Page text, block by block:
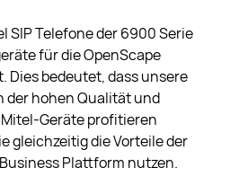
SIP Telefone der 6900 Serie
für die OpenScape
Dies bedeutet, dass unsere
der hohen Qualität und
Geräte profitieren
gleichzeitig die Vorteile der
Plattform nutzen.